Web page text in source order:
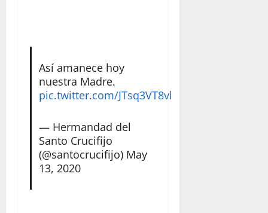
Así amanece hoy
nuestra Madre.
pic.twitter.com/JTsq3VT8vl
— Hermandad del
Santo Crucifijo
(@santocrucifijo) May
13, 2020